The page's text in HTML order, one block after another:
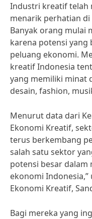
Industri kreatif telah
menarik perhatian
Banyak orang mulai
karena potensi yang
peluang ekonomi.
kreatif Indonesia
yang memiliki minat
desain, fashion,
Menurut data dari
Ekonomi Kreatif,
terus berkembang
salah satu sektor
potensi besar
ekonomi
Ekonomi Kreatif,
Bagi mereka yang